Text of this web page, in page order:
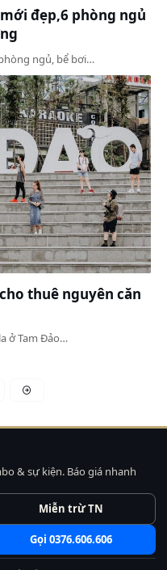
đẹp,6 phòng ngủ
ngủ, bể bơi…
thuê nguyên căn
ở Tam Đảo…
& sự kiện. Báo giá nhanh
Miễn trừ TN
Gọi 0376.606.606